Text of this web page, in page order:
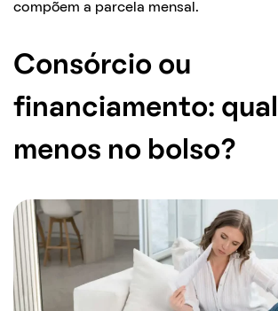
compõem a parcela mensal.
Consórcio ou
financiamento:
menos no bolso?